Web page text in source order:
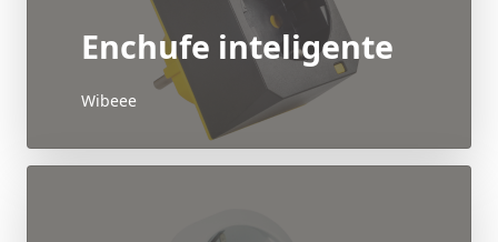
Enchufe inteligente
Wibeee